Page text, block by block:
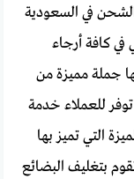
في السعودية
كافة أرجاء
جملة مميزة من
للعملاء خدمة
التي تميز بها
بتغليف البضائع